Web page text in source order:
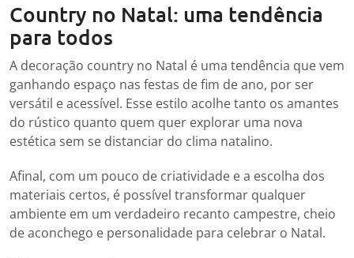
Country no Natal: uma tendência
para todos
A decoração country no Natal é uma tendência que vem
ganhando espaço nas festas de fim de ano, por ser
versátil e acessível. Esse estilo acolhe tanto os amantes
do rústico quanto quem quer explorar uma nova
estética sem se distanciar do clima natalino.
Afinal, com um pouco de criatividade e a escolha dos
materiais certos, é possível transformar qualquer
ambiente em um verdadeiro recanto campestre, cheio
de aconchego e personalidade para celebrar o Natal.